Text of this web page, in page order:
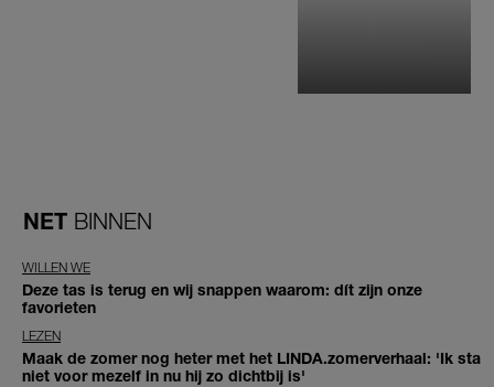
NET BINNEN
WILLEN WE
Deze tas is terug en wij snappen waarom: dít zijn onze
favorieten
LEZEN
Maak de zomer nog heter met het LINDA.zomerverhaal: 'Ik sta
niet voor mezelf in nu hij zo dichtbij is'